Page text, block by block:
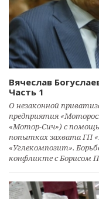
Вячеслав
Часть 1
О незаконной
предприятия
«Мотор-Сич») с
попытках захвата ГП
«Углекомпозит».
конфликте с Борисом